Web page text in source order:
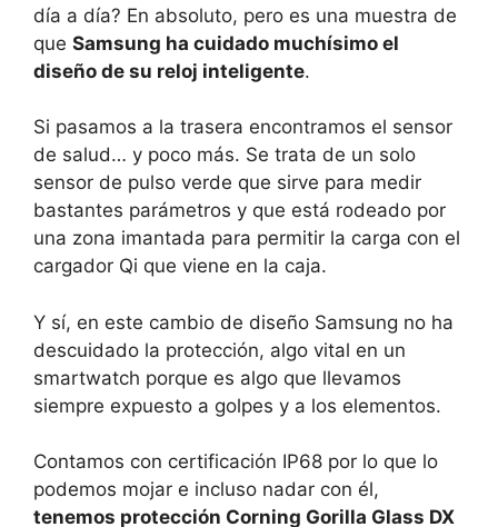
día a día? En absoluto, pero es una muestra de
que Samsung ha cuidado muchísimo el
diseño de su reloj inteligente.
Si pasamos a la trasera encontramos el sensor
de salud… y poco más. Se trata de un solo
sensor de pulso verde que sirve para medir
bastantes parámetros y que está rodeado por
una zona imantada para permitir la carga con el
cargador Qi que viene en la caja.
Y sí, en este cambio de diseño Samsung no ha
descuidado la protección, algo vital en un
smartwatch porque es algo que llevamos
siempre expuesto a golpes y a los elementos.
Contamos con certificación IP68 por lo que lo
podemos mojar e incluso nadar con él,
tenemos protección Corning Gorilla Glass DX